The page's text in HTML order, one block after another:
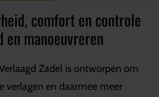
comfort en controle
manoeuvreren
Zadel is ontworpen om
verlagen en daarmee meer